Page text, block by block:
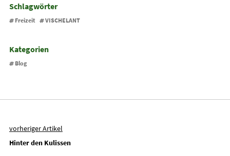
Schlagwörter
Freizeit VISCHELANT
Kategorien
Blog
vorheriger Artikel
Hinter den Kulissen